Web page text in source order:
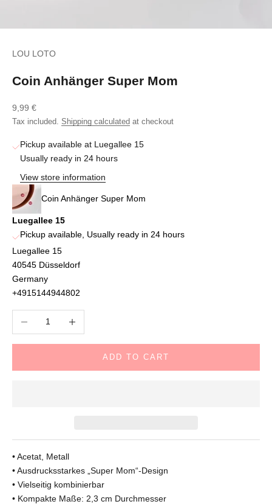
LOU LOTO
Coin Anhänger Super Mom
Sale price
9,99 €
Tax included. Shipping calculated at checkout
Pickup available at Luegallee 15
Usually ready in 24 hours
View store information
Coin Anhänger Super Mom
Luegallee 15
Pickup available, Usually ready in 24 hours
Luegallee 15
40545 Düsseldorf
Germany
+4915144944802
Decrease quantity
ADD TO CART
• Acetat, Metall
• Ausdrucksstarkes „Super Mom“-Design
• Vielseitig kombinierbar
• Kompakte Maße: 2,3 cm Durchmesser